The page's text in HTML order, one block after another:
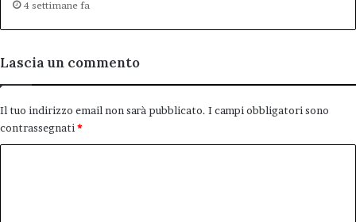
4 settimane fa
Lascia un commento
Il tuo indirizzo email non sarà pubblicato. I campi obbligatori sono
contrassegnati*